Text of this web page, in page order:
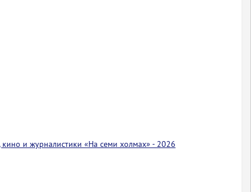
кино и журналистики «На семи холмах» - 2026